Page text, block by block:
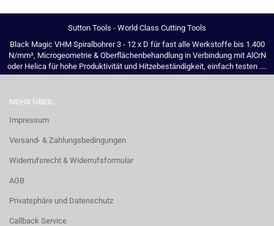
Sutton Tools - World Class Cutting Tools
Black Magic VHM Spiralbohrer 3 - 12 x D für fast alle Werkstoffe bis 1.400
N/mm², Microgeometrie & Oberflächenbehandlung in Verbindung mit AlCrN
oder Helica für hohe Produktivität und Hitzebeständigkeit, einfach testen ....
MEHR ÜBER...
Impressum
Versand- & Zahlungsbedingungen
Widerrufsrecht & Widerrufsformular
AGB
Privatsphäre und Datenschutz
Callback Service